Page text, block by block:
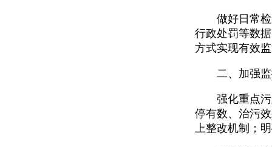
做好日常检查
行政处罚等数
方式实现有效
二、加强监
强化重点污染
停有数、治污
上整改机制；